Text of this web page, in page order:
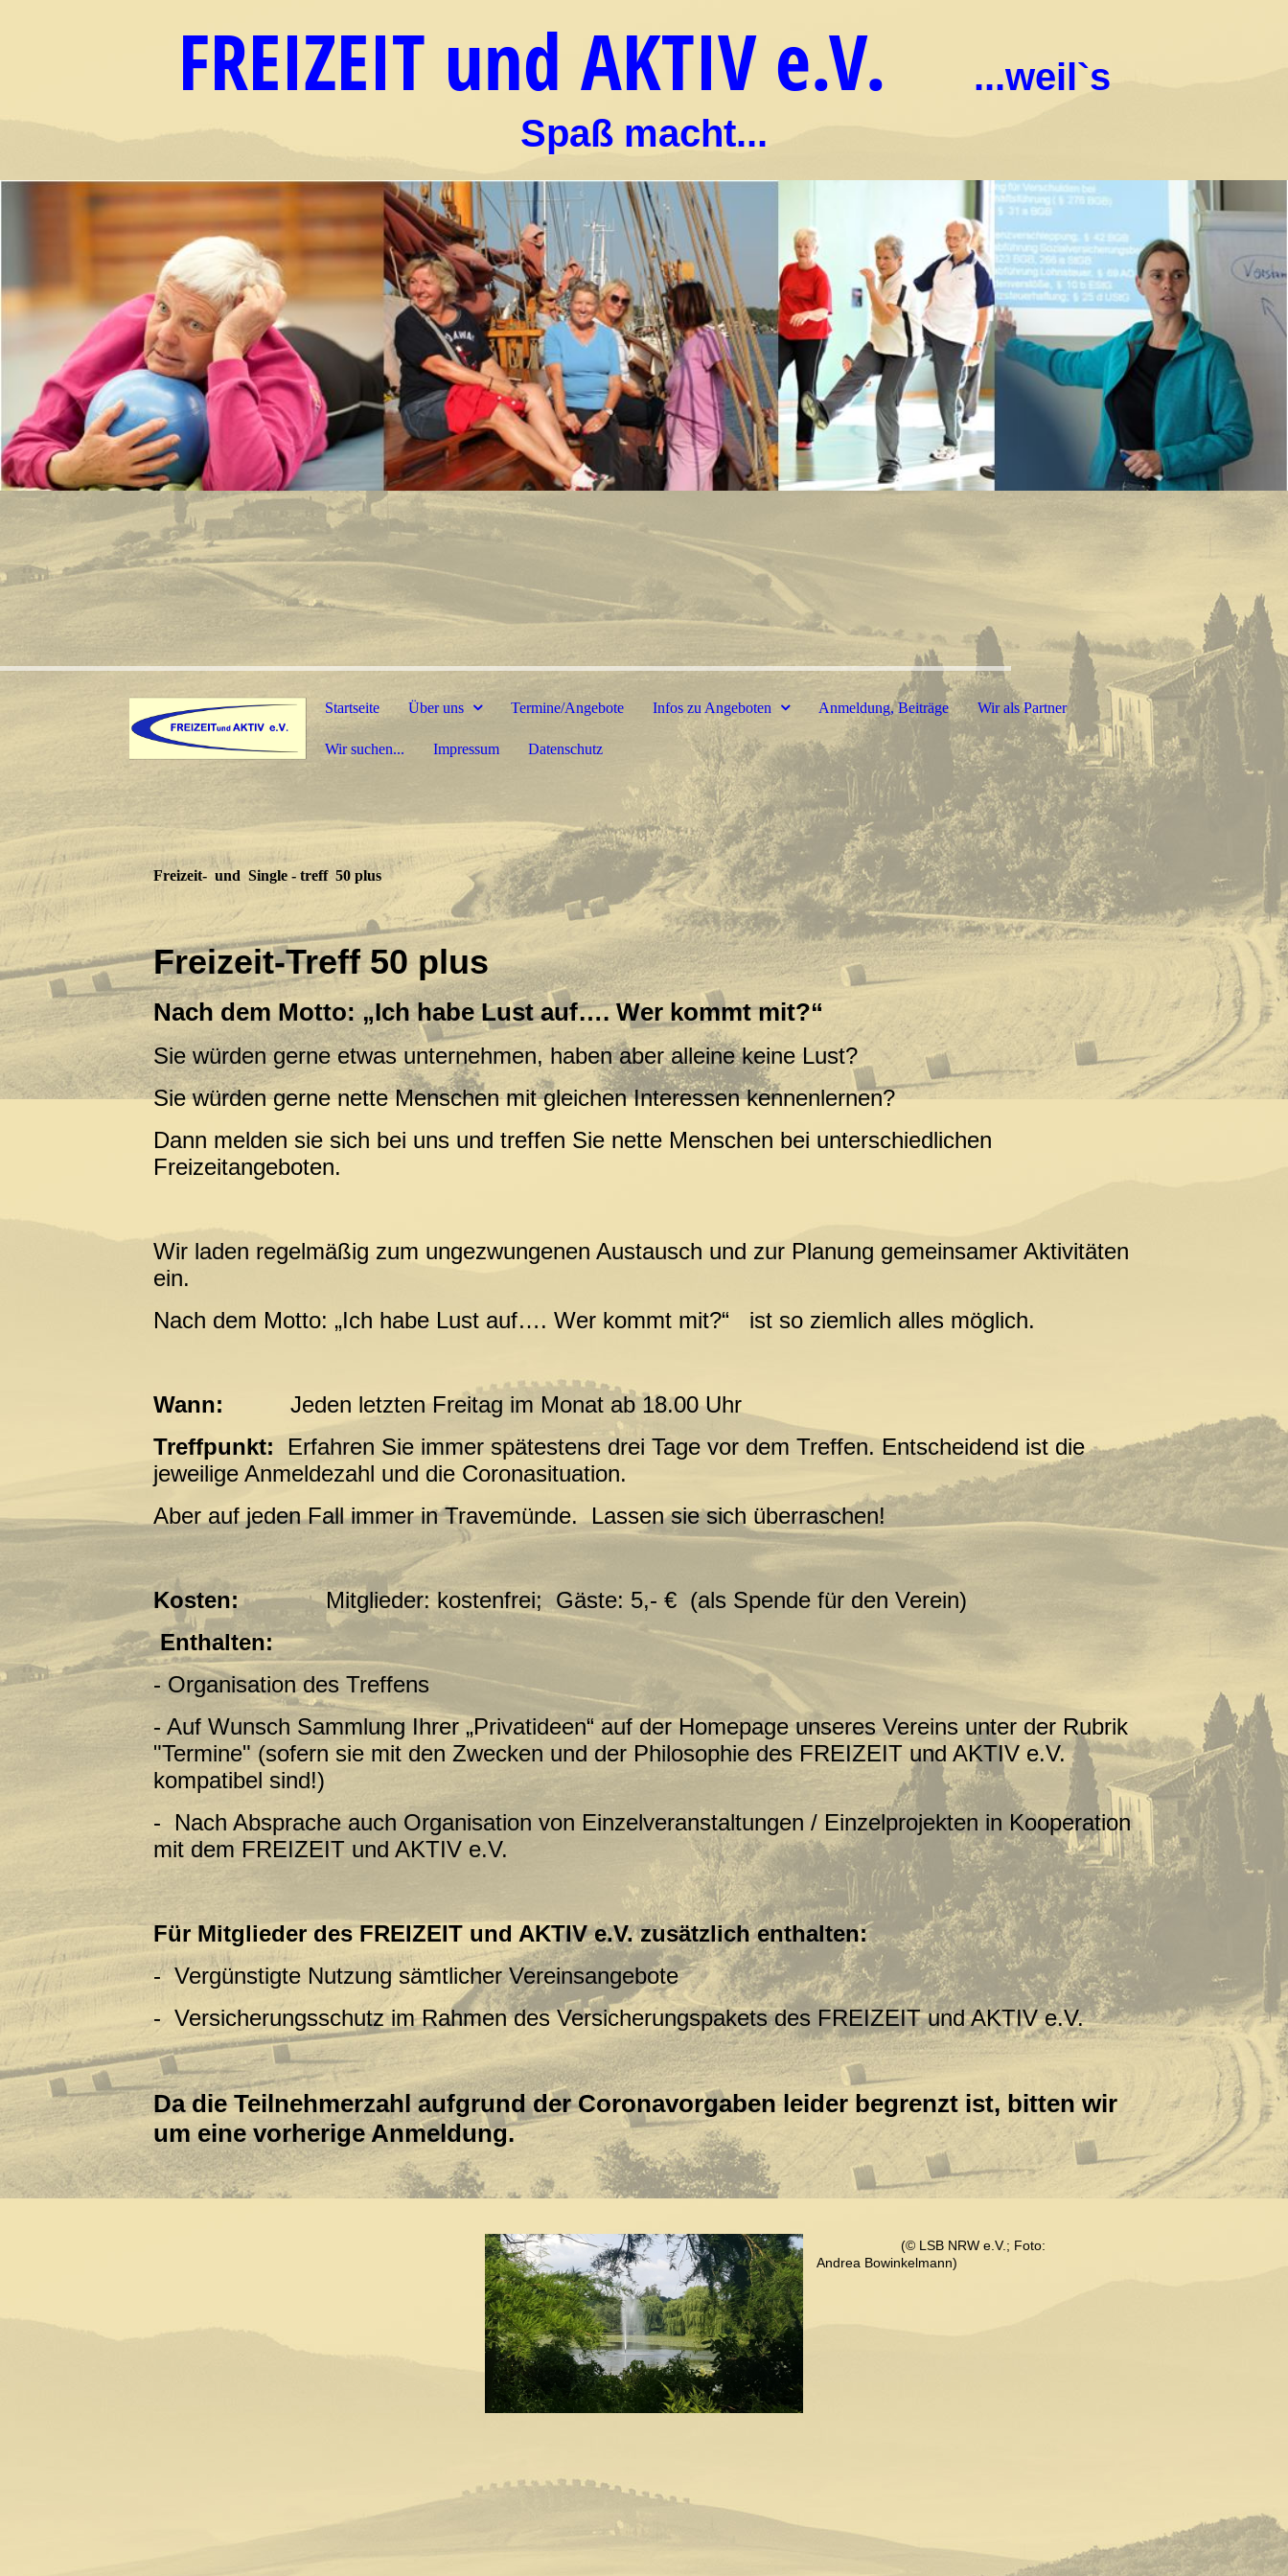
FREIZEIT und AKTIV e.V.
...weil`s
Spaß macht...
Startseite Über uns Termine/Angebote Infos zu Angeboten Anmeldung, Beiträge Wir als Partner
Wir suchen... Impressum Datenschutz
Freizeit- und Single - treff 50 plus
Freizeit-Treff 50 plus
Nach dem Motto: „Ich habe Lust auf…. Wer kommt mit?“
Sie würden gerne etwas unternehmen, haben aber alleine keine Lust?
Sie würden gerne nette Menschen mit gleichen Interessen kennenlernen?
Dann melden sie sich bei uns und treffen Sie nette Menschen bei unterschiedlichen
Freizeitangeboten.
Wir laden regelmäßig zum ungezwungenen Austausch und zur Planung gemeinsamer Aktivitäten
ein.
Nach dem Motto: „Ich habe Lust auf…. Wer kommt mit?“ ist so ziemlich alles möglich.
Wann:
Jeden letzten Freitag im Monat ab 18.00 Uhr
Treffpunkt: Erfahren Sie immer spätestens drei Tage vor dem Treffen.Entscheidend ist die
jeweilige Anmeldezahl und die Coronasituation.
Aber auf jeden Fall immer in Travemünde.Lassen sie sich überraschen!
Kosten:Mitglieder: kostenfrei; Gäste: 5,- € (als Spende für den Verein)
Enthalten:
- Organisation des Treffens
- Auf Wunsch Sammlung Ihrer „Privatideen“ auf der Homepage unseres Vereins unter der Rubrik
"Termine" (sofern sie mit den Zwecken und der Philosophie des FREIZEIT und AKTIV e.V.
kompatibel sind!)
- Nach Absprache auch Organisation von Einzelveranstaltungen / Einzelprojekten in Kooperation
mit dem FREIZEIT und AKTIV e.V.
Für Mitglieder des FREIZEIT und AKTIV e.V. zusätzlich enthalten:
- Vergünstigte Nutzung sämtlicher Vereinsangebote
- Versicherungsschutz im Rahmen des Versicherungspakets des FREIZEIT und AKTIV e.V.
Da die Teilnehmerzahl aufgrund der Coronavorgaben leider begrenzt ist, bitten wir
um eine vorherige Anmeldung.
(© LSB NRW e.V.; Foto:
Andrea Bowinkelmann)